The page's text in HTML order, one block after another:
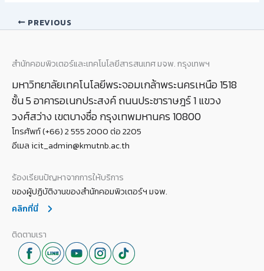
PREVIOUS
สำนักคอมพิวเตอร์และเทคโนโลยีสารสนเทศ มจพ. กรุงเทพฯ
มหาวิทยาลัยเทคโนโลยีพระจอมเกล้าพระนครเหนือ 1518
ชั้น 5 อาคารอเนกประสงค์ ถนนประชาราษฎร์ 1 แขวง
วงศ์สว่าง เขตบางซื่อ กรุงเทพมหานคร 10800
โทรศัพท์ (+66) 2 555 2000 ต่อ 2205
อีเมล icit_admin@kmutnb.ac.th
ร้องเรียนปัญหาจากการให้บริการ
ของผู้ปฏิบัติงานของสำนักคอมพิวเตอร์ฯ มจพ.
คลิกที่นี่
ติดตามเรา